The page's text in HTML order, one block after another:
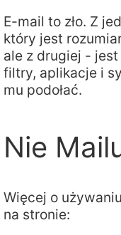
E-mail to zło. Z
który jest
ale z drugiej -
filtry, aplikacje i
mu podołać.
Nie
Więcej o
na stronie: